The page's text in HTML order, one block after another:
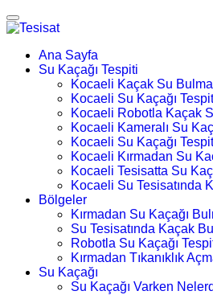
Ana Sayfa
Su Kaçağı Tespiti
Kocaeli Kaçak Su Bulma
Kocaeli Su Kaçağı
Kocaeli Robotla Kaçak
Kocaeli Kameralı Su
Kocaeli Su Kaçağı
Kocaeli Kırmadan Su
Kocaeli Tesisatta Su
Kocaeli Su Tesisatında
Bölgeler
Kırmadan Su Kaçağı
Su Tesisatında Kaçak
Robotla Su Kaçağı
Kırmadan Tıkanıklık
Su Kaçağı
Su Kaçağı Varken